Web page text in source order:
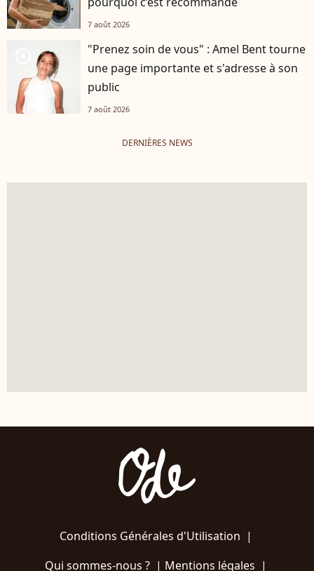
7 août 2026
"Prenez soin de vous" : Amel Bent tourne
une page importante et s'adresse à son
public
7 août 2026
DERNIÈRES NEWS
Conditions Générales d'Utilisation |
Qui sommes-nous ?| Mentions légales |